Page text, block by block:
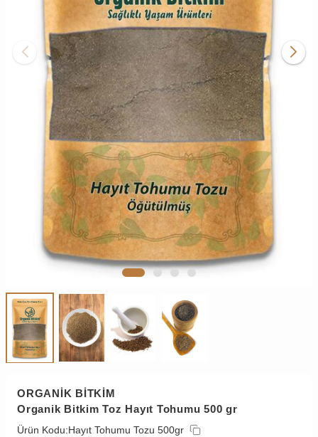
ORGANİK BİTKİM
Organik Bitkim Toz Hayıt Tohumu 500 gr
Ürün Kodu:Hayıt Tohumu Tozu 500gr